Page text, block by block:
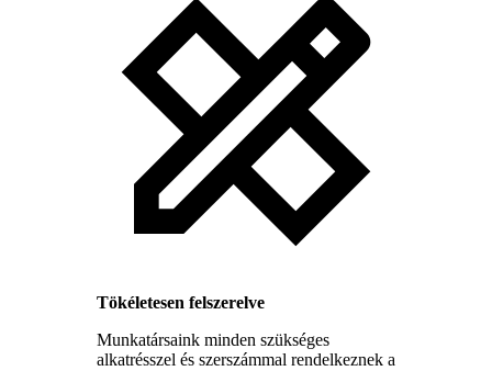
Tökéletesen felszerelve
Munkatársaink minden szükséges
alkatrésszel és szerszámmal rendelkeznek a